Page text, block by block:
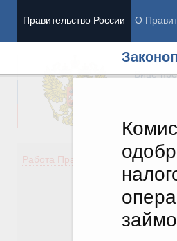
Правительство России О
Вице-
Работа Правительства